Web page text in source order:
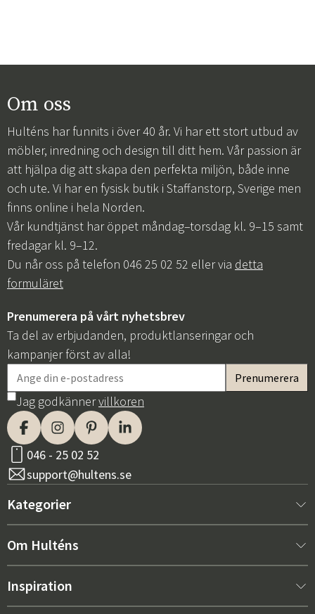
Om oss
Hulténs har funnits i över 40 år. Vi har ett stort utbud av
möbler, inredning och design till ditt hem. Vår passion är
att hjälpa dig att skapa den perfekta miljön, både inne
och ute. Vi har en fysisk butik i Staffanstorp, Sverige men
finns online i hela Norden.
Vår kundtjänst har öppet måndag–torsdag kl. 9–15 samt
fredagar kl. 9–12.
Du når oss på telefon 046 25 02 52 eller via detta
formuläret
Prenumerera på vårt nyhetsbrev
Ta del av erbjudanden, produktlanseringar och
kampanjer först av alla!
Jag godkännervillkoren
046 - 25 02 52
support@hultens.se
Kategorier
Nytt hos oss
Inredning
Om Hulténs
Om Hulténs
Inspiration